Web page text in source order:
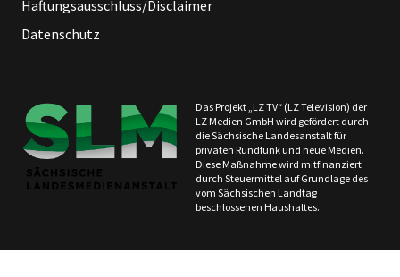
Haftungsausschluss/Disclaimer
Datenschutz
Das Projekt „LZ TV“ (LZ Television) der
LZ Medien GmbH wird gefördert durch
die Sächsische Landesanstalt für
privaten Rundfunk und neue Medien.
Diese Maßnahme wird mitfinanziert
durch Steuermittel auf Grundlage des
vom Sächsischen Landtag
beschlossenen Haushaltes.